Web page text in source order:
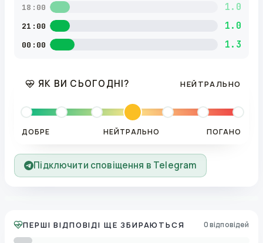
18:00 1.0
21:00 1.0
00:00 1.3
ЯК ВИ СЬОГОДНІ? НЕЙТРАЛЬНО
ДОБРЕ НЕЙТРАЛЬНО ПОГАНО
Підключити сповіщення в Telegram
ПЕРШІ ВІДПОВІДІ ЩЕ ЗБИРАЮТЬСЯ 0 відповідей